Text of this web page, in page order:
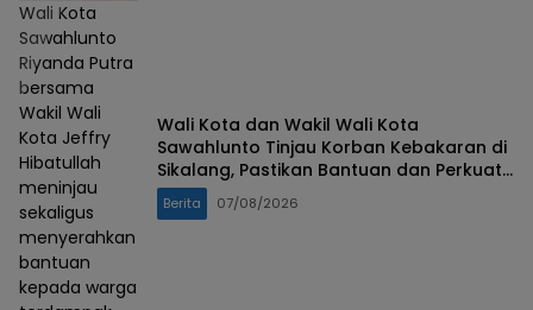
Wali Kota
Sawahlunto
Riyanda Putra
bersama
Wakil Wali
Kota Jeffry
Hibatullah
meninjau
sekaligus
menyerahkan
bantuan
kepada warga
Wali Kota dan Wakil Wali Kota
Sawahlunto Tinjau Korban Kebakaran di
Sikalang, Pastikan Bantuan dan Perkuat
Mitigasi Bencana
Berita 07/08/2026